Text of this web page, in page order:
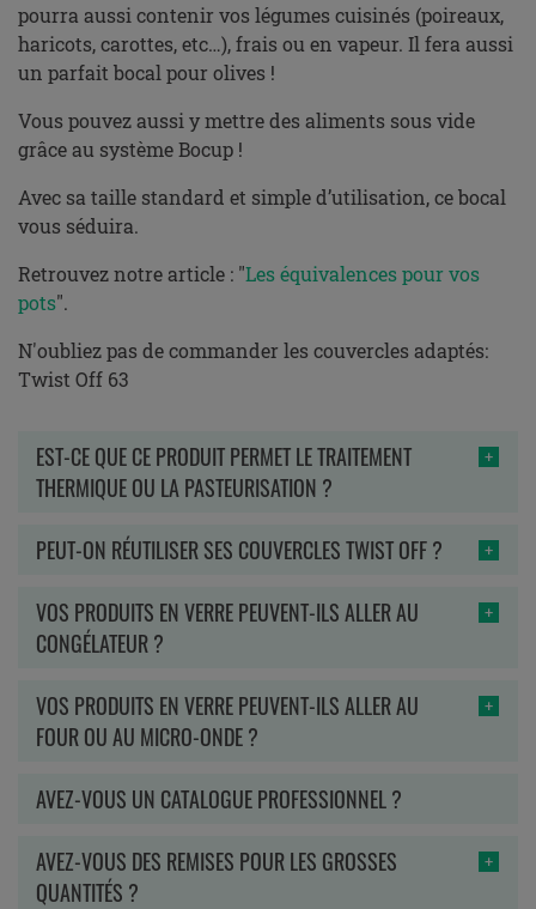
pourra aussi contenir vos légumes cuisinés (poireaux,
haricots, carottes, etc…), frais ou en vapeur. Il fera aussi
un parfait bocal pour olives !
Vous pouvez aussi y mettre des aliments sous vide
grâce au système Bocup !
Avec sa taille standard et simple d’utilisation, ce bocal
vous séduira.
Retrouvez notre article : "Les équivalences pour vos
pots".
N'oubliez pas de commander les couvercles adaptés:
Twist Off 63
EST-CE QUE CE PRODUIT PERMET LE TRAITEMENT
THERMIQUE OU LA PASTEURISATION ?
PEUT-ON RÉUTILISER SES COUVERCLES TWIST OFF ?
VOS PRODUITS EN VERRE PEUVENT-ILS ALLER AU
CONGÉLATEUR ?
VOS PRODUITS EN VERRE PEUVENT-ILS ALLER AU
FOUR OU AU MICRO-ONDE ?
AVEZ-VOUS UN CATALOGUE PROFESSIONNEL ?
AVEZ-VOUS DES REMISES POUR LES GROSSES
QUANTITÉS ?